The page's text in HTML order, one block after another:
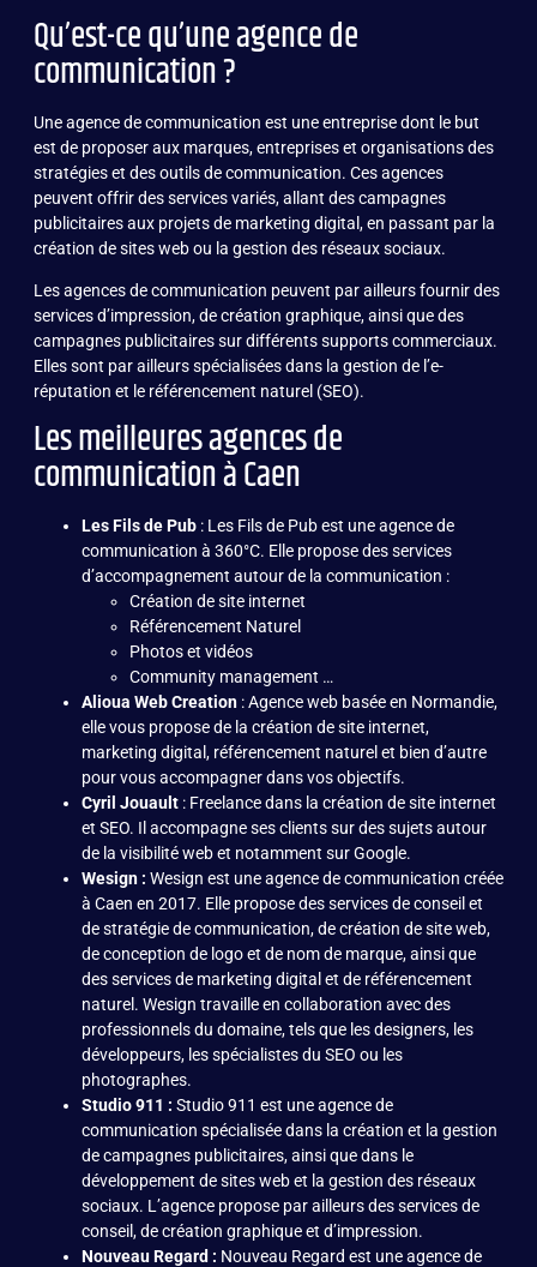
Qu’est-ce qu’une agence de
communication ?
Une agence de communication est une entreprise dont le but
est de proposer aux marques, entreprises et organisations des
stratégies et des outils de communication. Ces agences
peuvent offrir des services variés, allant des campagnes
publicitaires aux projets de marketing digital, en passant par la
création de sites web ou la gestion des réseaux sociaux.
Les agences de communication peuvent par ailleurs fournir des
services d’impression, de création graphique, ainsi que des
campagnes publicitaires sur différents supports commerciaux.
Elles sont par ailleurs spécialisées dans la gestion de l’e-
réputation et le référencement naturel (SEO).
Les meilleures agences de
communication à Caen
Les Fils de Pub : Les Fils de Pub est une agence de
communication à 360°C. Elle propose des services
d’accompagnement autour de la communication :
Création de site internet
Référencement Naturel
Photos et vidéos
Community management …
Alioua Web Creation :Agence web basée en Normandie,
elle vous propose de la création de site internet,
marketing digital, référencement naturel et bien d’autre
pour vous accompagner dans vos objectifs.
Cyril Jouault : Freelancedans la création de site internet
et SEO. Il accompagne ses clients sur des sujets autour
de la visibilité web et notamment sur Google.
Wesign : Wesign est une agence de communication créée
à Caen en 2017. Elle propose des services de conseil et
de stratégie de communication, de création de site web,
de conception de logo et de nom de marque, ainsi que
des services de marketing digital et de référencement
naturel. Wesign travaille en collaboration avec des
professionnels du domaine, tels que les designers, les
développeurs, les spécialistes du SEO ou les
photographes.
Studio 911 : Studio 911 est une agence de
communication spécialisée dans la création et la gestion
de campagnes publicitaires, ainsi que dans le
développement de sites web et la gestion des réseaux
sociaux. L’agence propose par ailleurs des services de
conseil, de création graphique et d’impression.
Nouveau Regard : Nouveau Regard est une agence de